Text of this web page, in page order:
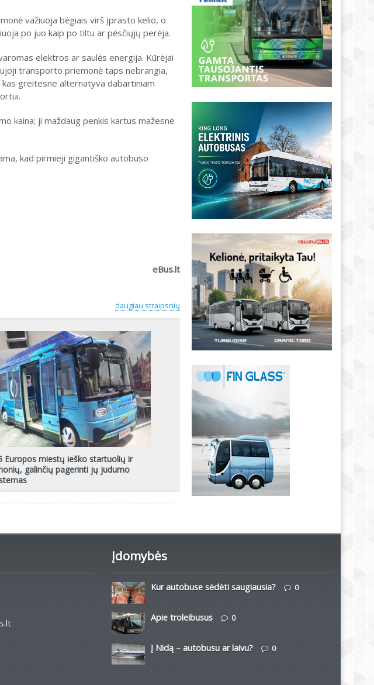
važiuoja bėgiais virš įprasto kelio, o
po juo kaip po tiltu ar pėsčiųjų perėja.
elektros ar saulės energija. Kūrėjai
transporto priemonė taps nebrangia,
kas greitesne alternatyva dabartiniam
kaina; ji maždaug penkis kartus mažesnė
kad pirmieji gigantiško autobuso
eBus.lt
daugiau straipsnių
Europos miestų ieško startuolių ir
galinčių pagerinti jų judumo
Įdomybės
Kur autobuse sėdėti saugiausia? 0
Apie troleibusus 0
Į Nidą – autobusu ar laivu? 0